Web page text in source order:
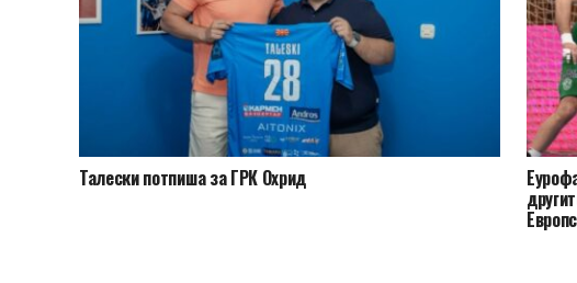
Талески потпиша за ГРК Охрид